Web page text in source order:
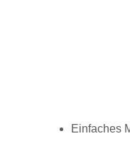
Einfaches